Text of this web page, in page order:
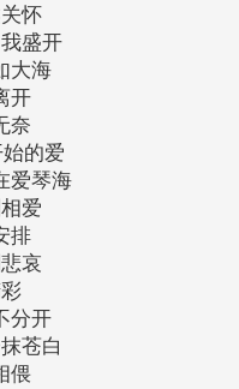
怀
盛开
大海
开
奈
的爱
爱琴海
爱
排
哀
分开
苍白
偎